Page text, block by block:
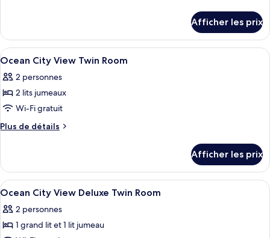
Chambre
Afficher les prix
Afficher
toutes
les
photos
pour
ce
chambre :
Ocean
City
View
Twin
Room
Bureau, espace de travail pour
8
Ocean City View Twin Room
2 personnes
2 lits jumeaux
Wi-Fi gratuit
Plus de détails
Plus
Ocean
City
View
Room
Afficher les prix
Afficher
toutes
les
photos
Une chambre d’hôtel avec un lit, un
7
Ocean City View Deluxe Twin Room
2 personnes
1 grand lit et 1 lit jumeau